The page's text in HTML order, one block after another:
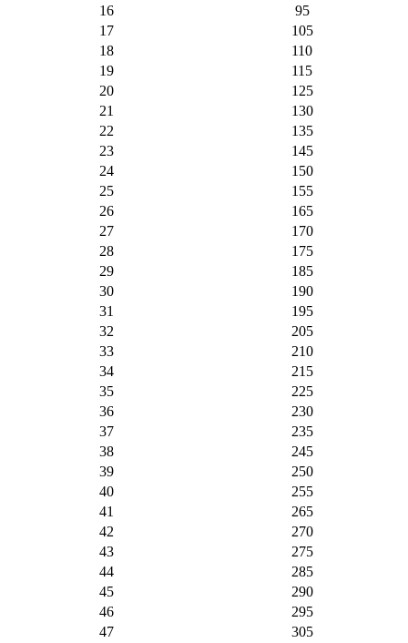
16
95
17
105
18
110
19
115
20
125
21
130
22
135
23
145
24
150
25
155
26
165
27
170
28
175
29
185
30
190
31
195
32
205
33
210
34
215
35
225
36
230
37
235
38
245
39
250
40
255
41
265
42
270
43
275
44
285
45
290
46
295
47
305